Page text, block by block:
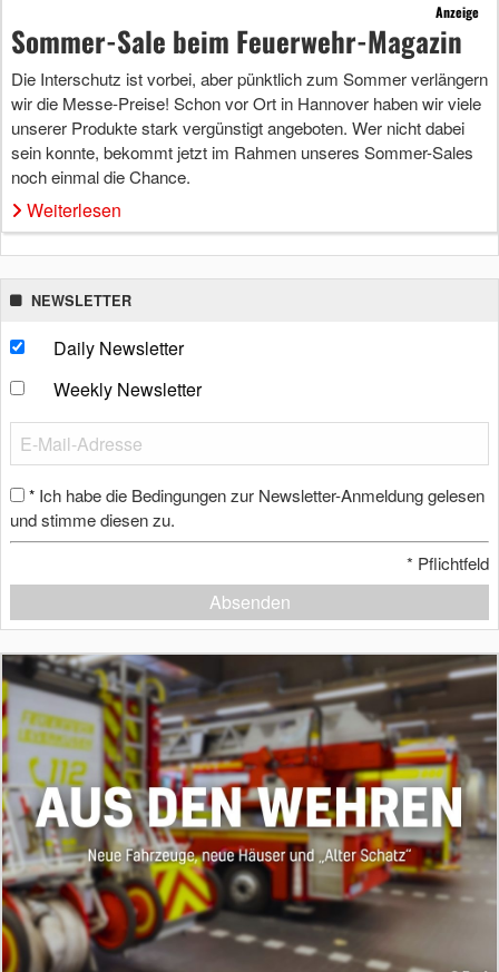
Anzeige
Sommer-Sale beim Feuerwehr-Magazin
Die Interschutz ist vorbei, aber pünktlich zum Sommer verlängern
wir die Messe-Preise! Schon vor Ort in Hannover haben wir viele
unserer Produkte stark vergünstigt angeboten. Wer nicht dabei
sein konnte, bekommt jetzt im Rahmen unseres Sommer-Sales
noch einmal die Chance.
Weiterlesen
NEWSLETTER
Daily Newsletter
Weekly Newsletter
* Ich habe die Bedingungen zur Newsletter-Anmeldung gelesen
und stimme diesen zu.
* Pflichtfeld
Absenden